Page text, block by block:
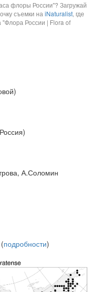
флоры России"? Загружай
съемки наiNaturalist, где
"Флора России | Flora of
А.Соломин
подробности)